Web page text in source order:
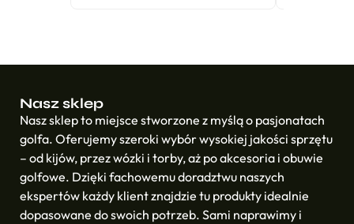
Nasz sklep
Nasz sklep to miejsce stworzone z myślą o pasjonatach
golfa. Oferujemy szeroki wybór wysokiej jakości sprzętu
– od kijów, przez wózki i torby, aż po akcesoria i obuwie
golfowe. Dzięki fachowemu doradztwu naszych
ekspertów każdy klient znajdzie tu produkty idealnie
dopasowane do swoich potrzeb. Sami naprawimy i